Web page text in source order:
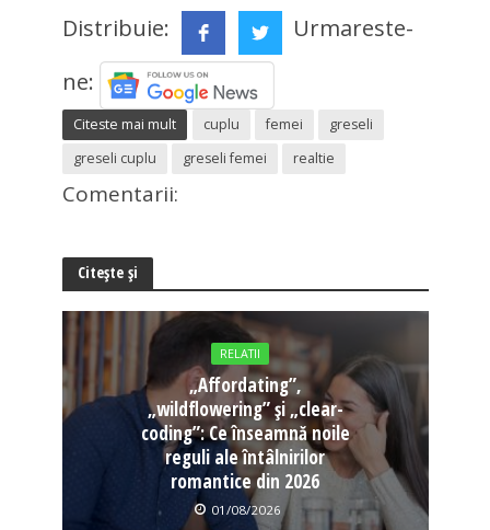
Distribuie:
Urmareste-
ne:
Citeste mai mult cuplu femei
greseli
greseli cuplu
greseli femei realtie
Comentarii:
Citește și
RELATII
„Affordating”,
„wildflowering” și „clear-
coding”: Ce înseamnă noile
reguli ale întâlnirilor
romantice din 2026
01/08/2026